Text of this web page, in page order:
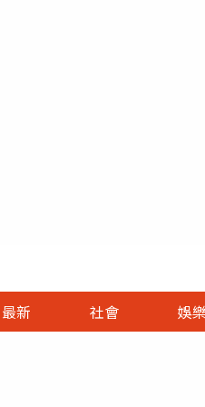
最新 社會 娛樂
娛樂首頁
即時
財經首頁
熱線
政